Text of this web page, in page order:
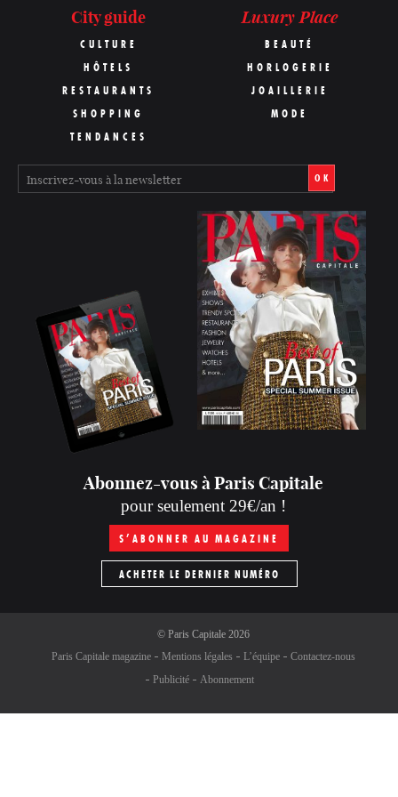
City guide
CULTURE
HÔTELS
RESTAURANTS
SHOPPING
TENDANCES
Luxury Place
BEAUTÉ
HORLOGERIE
JOAILLERIE
MODE
OK
Abonnez-vous à Paris Capitale
pour seulement 29€/an !
S’ABONNER AU MAGAZINE
ACHETER LE DERNIER NUMÉRO
© Paris Capitale2026
Paris Capitale magazine
Mentions légales L’équipe
Contactez-nous
Publicité
Abonnement